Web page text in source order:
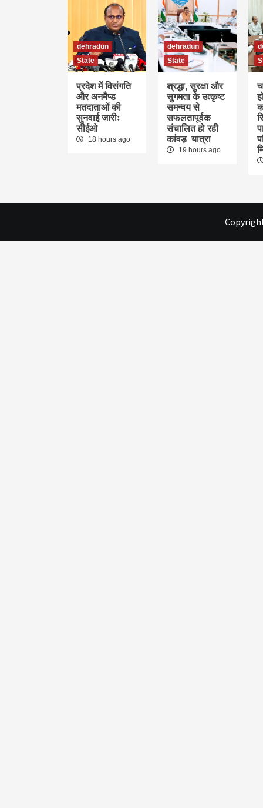
dehradun
State
प्रदेश में विसंगति
और अनमैप्ड
मतदाताओं की
सुनवाई जारीः
सीईओ
18 hours ago
dehradun
State
श्रद्धा, सुरक्षा और
सुगमता के उत्कृष्ट
समन्वय से
सफलतापूर्वक
संचालित हो रही
कांवड़ यात्रा
19 hours ago